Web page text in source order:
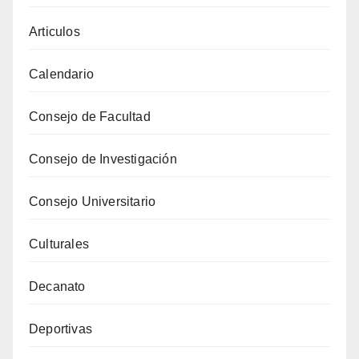
Articulos
Calendario
Consejo de Facultad
Consejo de Investigación
Consejo Universitario
Culturales
Decanato
Deportivas